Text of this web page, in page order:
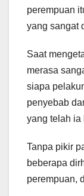
perempuan
yang sangat
Saat
merasa
siapa
penyebab
yang telah ia
Tanpa pikir
beberapa
perempuan,